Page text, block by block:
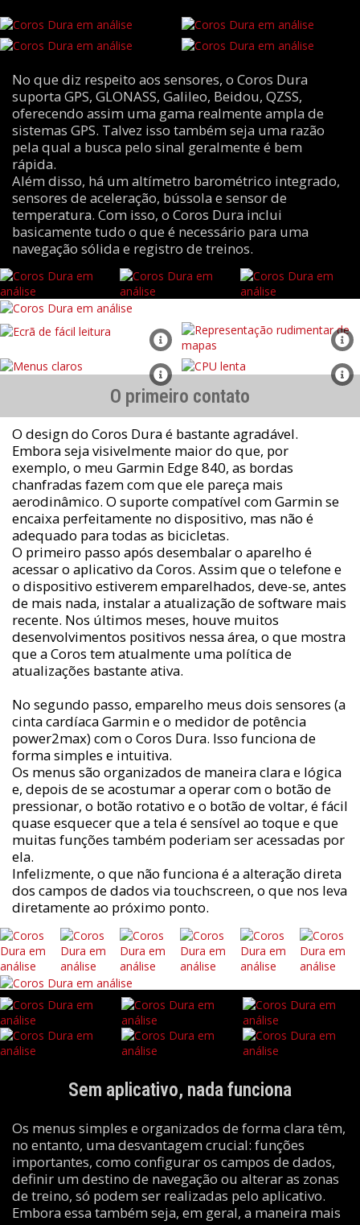
No que diz respeito aos sensores, o Coros Dura
suporta GPS, GLONASS, Galileo, Beidou, QZSS,
oferecendo assim uma gama realmente ampla de
sistemas GPS. Talvez isso também seja uma razão
pela qual a busca pelo sinal geralmente é bem
rápida.
Além disso, há um altímetro barométrico integrado,
sensores de aceleração, bússola e sensor de
temperatura. Com isso, o Coros Dura inclui
basicamente tudo o que é necessário para uma
navegação sólida e registro de treinos.
O primeiro contato
O design do Coros Dura é bastante agradável.
Embora seja visivelmente maior do que, por
exemplo, o meu Garmin Edge 840, as bordas
chanfradas fazem com que ele pareça mais
aerodinâmico. O suporte compatível com Garmin se
encaixa perfeitamente no dispositivo, mas não é
adequado para todas as bicicletas.
O primeiro passo após desembalar o aparelho é
acessar o aplicativo da Coros. Assim que o telefone e
o dispositivo estiverem emparelhados, deve-se, antes
de mais nada, instalar a atualização de software mais
recente. Nos últimos meses, houve muitos
desenvolvimentos positivos nessa área, o que mostra
que a Coros tem atualmente uma política de
atualizações bastante ativa.
No segundo passo, emparelho meus dois sensores (a
cinta cardíaca Garmin e o medidor de potência
power2max) com o Coros Dura. Isso funciona de
forma simples e intuitiva.
Os menus são organizados de maneira clara e lógica
e, depois de se acostumar a operar com o botão de
pressionar, o botão rotativo e o botão de voltar, é fácil
quase esquecer que a tela é sensível ao toque e que
muitas funções também poderiam ser acessadas por
ela.
Infelizmente, o que não funciona é a alteração direta
dos campos de dados via touchscreen, o que nos leva
diretamente ao próximo ponto.
Sem aplicativo, nada funciona
Os menus simples e organizados de forma clara têm,
no entanto, uma desvantagem crucial: funções
importantes, como configurar os campos de dados,
definir um destino de navegação ou alterar as zonas
de treino, só podem ser realizadas pelo aplicativo.
Embora essa também seja, em geral, a maneira mais